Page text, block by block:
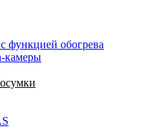
функцией обогрева
камеры